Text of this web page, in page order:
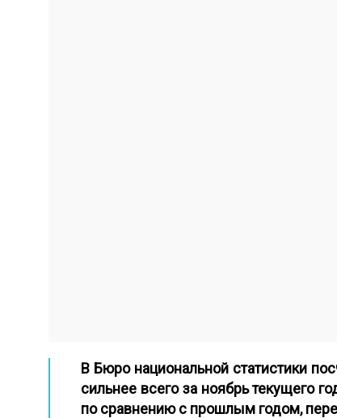
В Бюро национальной статистики
сильнее всего за ноябрь текущего
по сравнению с прошлым годом,